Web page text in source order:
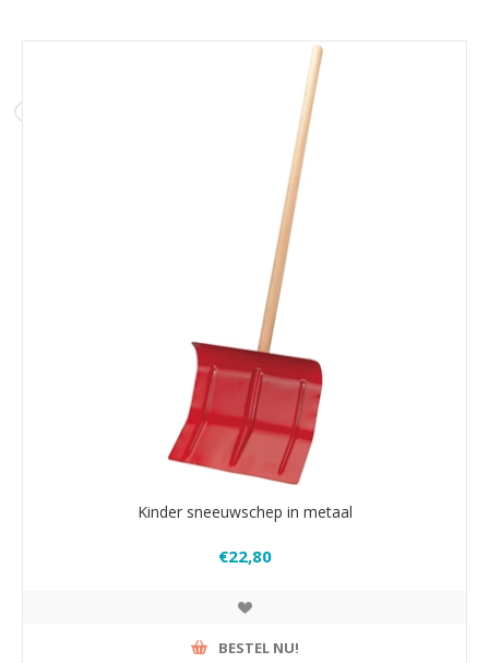
Kinder sneeuwschep in metaal
€22,80
BESTEL NU!